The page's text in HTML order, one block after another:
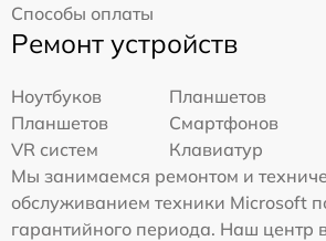
Способы оплаты
Ремонт устройств
Ноутбуков
Планшетов
Планшетов
Смартфонов
VR систем
Клавиатур
Мы занимаемся ремонтом и
обслуживанием техники Microsoft
гарантийного периода. Наш центр